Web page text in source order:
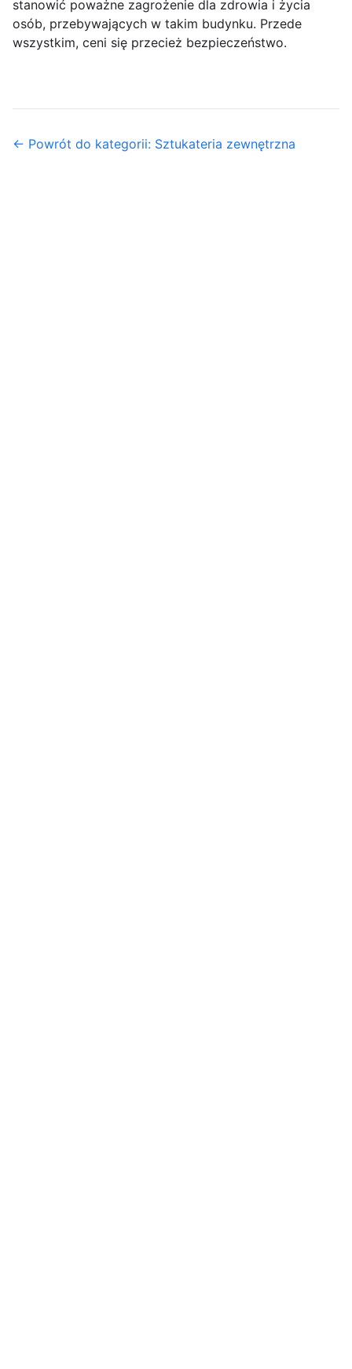
stanowić poważne zagrożenie dla zdrowia i życia
osób, przebywających w takim budynku. Przede
wszystkim, ceni się przecież bezpieczeństwo.
← Powrót do kategorii: Sztukateria zewnętrzna